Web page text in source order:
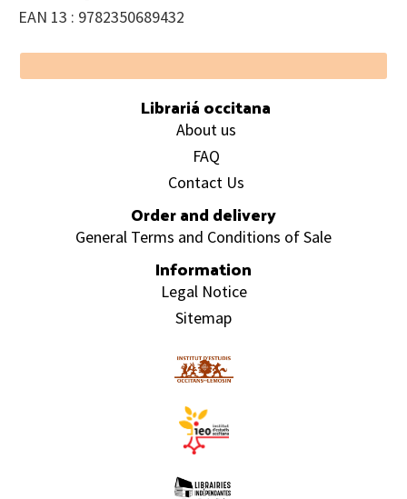
EAN 13 : 9782350689432
Footer
Librariá occitana
About us
FAQ
Contact Us
Order and delivery
General Terms and Conditions of Sale
Information
Legal Notice
Sitemap